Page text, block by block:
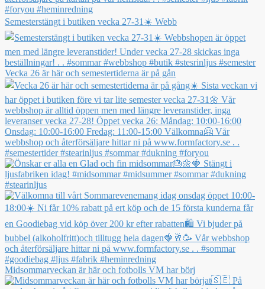
Semesterstängt i butiken vecka 27-31☀️ Webb
Vecka 26 är här och semestertiderna är på gån
Midsommarveckan är här och fotbolls VM har börj